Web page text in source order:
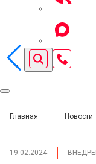
Главная Новости
19.02.2024